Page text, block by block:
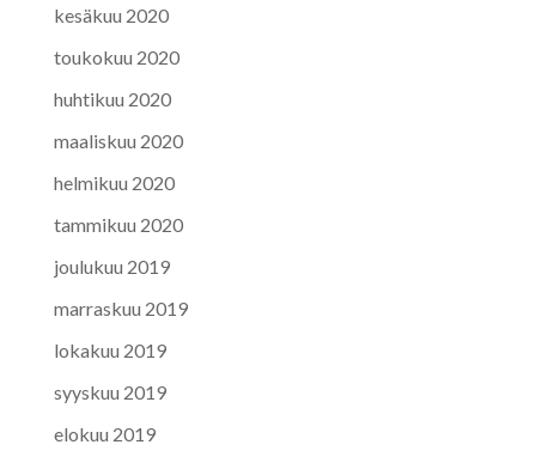
kesäkuu 2020
toukokuu 2020
huhtikuu 2020
maaliskuu 2020
helmikuu 2020
tammikuu 2020
joulukuu 2019
marraskuu 2019
lokakuu 2019
syyskuu 2019
elokuu 2019